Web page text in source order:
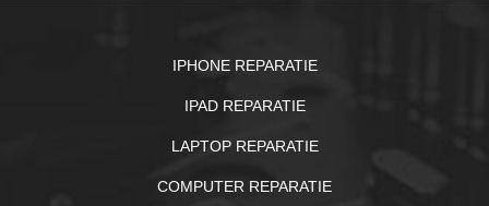
IPHONE REPARATIE
IPAD REPARATIE
LAPTOP REPARATIE
COMPUTER REPARATIE